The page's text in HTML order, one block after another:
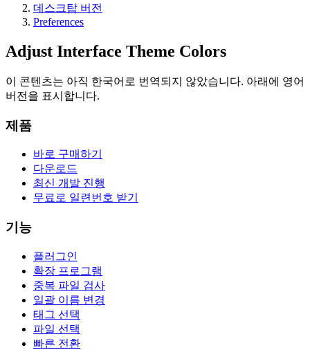
데스크탑 버전
Preferences
Adjust Interface Theme Colors
이 콘텐츠는 아직 한국어로 번역되지 않았습니다. 아래에 영어
버전을 표시합니다.
제품
바로 구매하기
다운로드
최신 개발 진행
무료로 일련번호 받기
기능
플러그인
확장 프로그램
중복 파일 검사
일괄 이름 변경
태그 선택
파일 선택
빠른 전환